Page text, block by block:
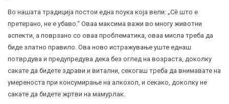
Во нашата традиција постои една поука која вели: „Сè што е
претерано, не е убаво.“ Оваа максима важи во многу животни
аспекти, а поврзано со оваа проблематика, оваа мисла треба да
биде златно правило. Ова ново истражување уште еднаш
потврдува и предупредува дека без оглед на возраста, доколку
сакате да бидете здрави и витални, секогаш треба да внимавате на
умереноста при консумирање на алкохол, и секако, доколку не
сакате да бидете жртви на мамурлак.